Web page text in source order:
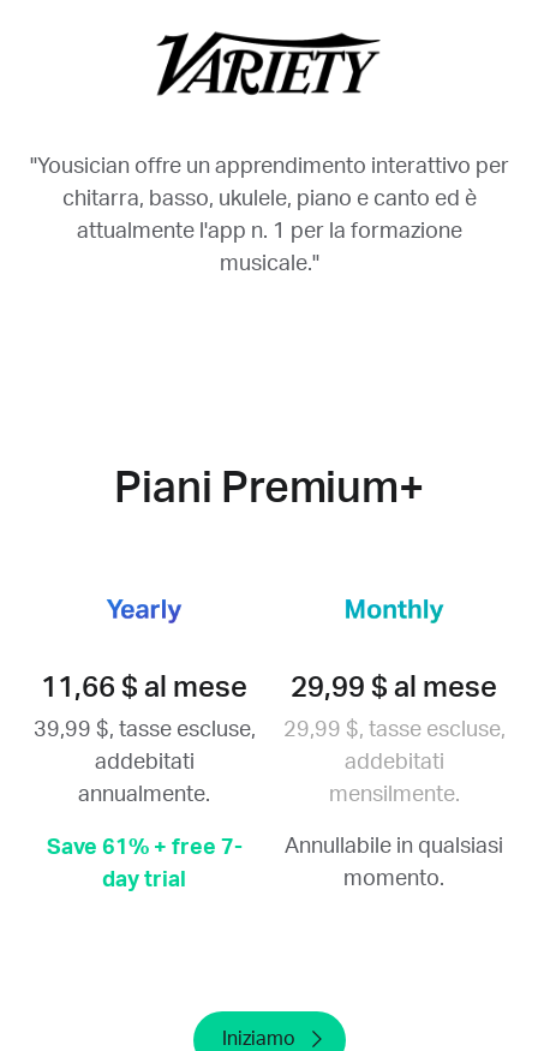
"Yousician offre un apprendimento interattivo per
chitarra, basso, ukulele, piano e canto ed è
attualmente l'app n. 1 per la formazione
musicale."
Piani Premium+
11,66 $ al mese
39,99 $, tasse escluse,
addebitati
annualmente.
Save 61% + free 7-
day trial
29,99 $ al mese
29,99 $, tasse escluse,
addebitati
mensilmente.
Annullabile in qualsiasi
momento.
Iniziamo